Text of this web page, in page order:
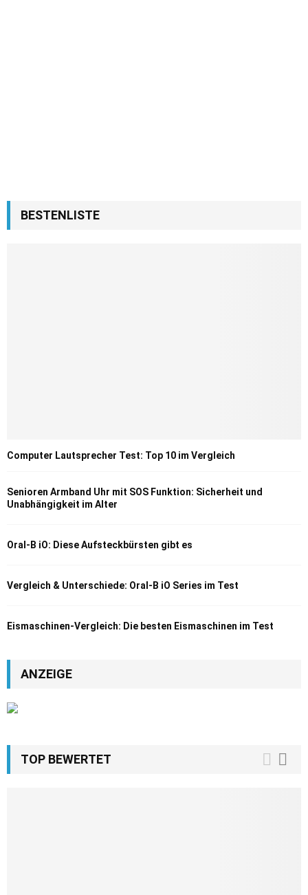
BESTENLISTE
Computer Lautsprecher Test: Top 10 im Vergleich
Senioren Armband Uhr mit SOS Funktion: Sicherheit und
Unabhängigkeit im Alter
Oral-B iO: Diese Aufsteckbürsten gibt es
Vergleich & Unterschiede: Oral-B iO Series im Test
Eismaschinen-Vergleich: Die besten Eismaschinen im Test
ANZEIGE
TOP BEWERTET